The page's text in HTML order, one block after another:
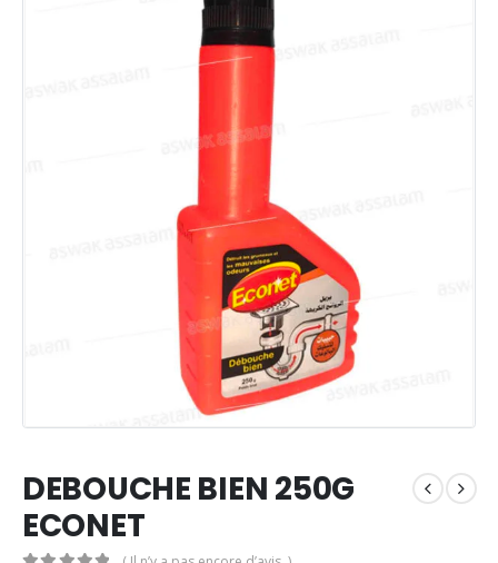
DEBOUCHE BIEN 250G
ECONET